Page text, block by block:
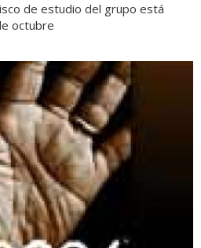
de estudio del grupo está
octubre